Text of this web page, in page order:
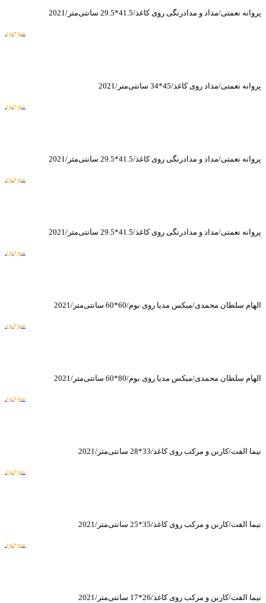
پروانه نعمتی/مداد و مدادرنگی روی کاغذ/41.5*29.5 سانتی‌متر/2021
موجود
پروانه نعمتی/مداد روی کاغذ/45*34 سانتی‌متر/2021
موجود
پروانه نعمتی/مداد و مدادرنگی روی کاغذ/41.5*29.5 سانتی‌متر/2021
موجود
پروانه نعمتی/مداد و مدادرنگی روی کاغذ/41.5*29.5 سانتی‌متر/2021
موجود
الهام سلطان محمدی/میکس مدیا روی بوم/60*60 سانتی‌متر/2021
موجود
الهام سلطان محمدی/میکس مدیا روی بوم/80*60 سانتی‌متر/2021
موجود
نیما الفت/کاربن و مرکب روی کاغذ/33*28 سانتی‌متر/2021
موجود
نیما الفت/کاربن و مرکب روی کاغذ/35*25 سانتی‌متر/2021
موجود
نیما الفت/کاربن و مرکب روی کاغذ/26*17 سانتی‌متر/2021